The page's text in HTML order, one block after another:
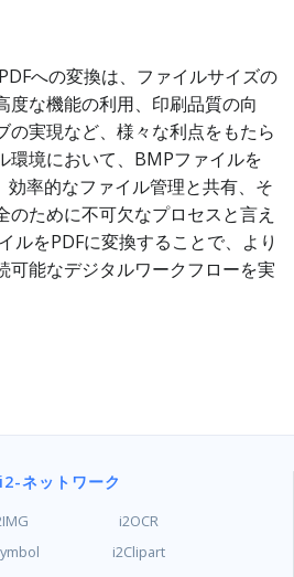
への変換は、ファイルサイズの
度な機能の利用、印刷品質の向
の実現など、様々な利点をもたら
環境において、BMPファイルを
効率的なファイル管理と共有、そ
のために不可欠なプロセスと言え
ルをPDFに変換することで、より
可能なデジタルワークフローを実
i2-ネットワーク
i2OCR
i2Clipart